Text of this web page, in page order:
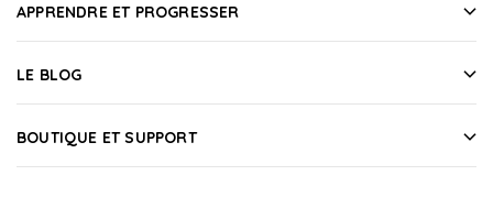
APPRENDRE ET PROGRESSER
LE BLOG
BOUTIQUE ET SUPPORT